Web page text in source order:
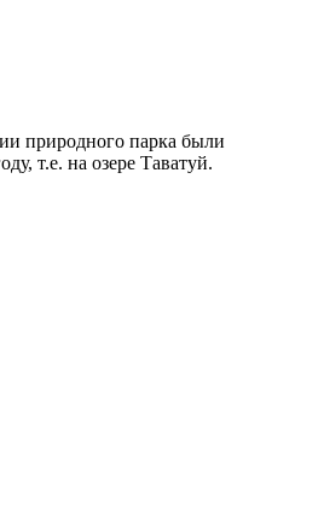
природного парка были
т.е. на озере Таватуй.